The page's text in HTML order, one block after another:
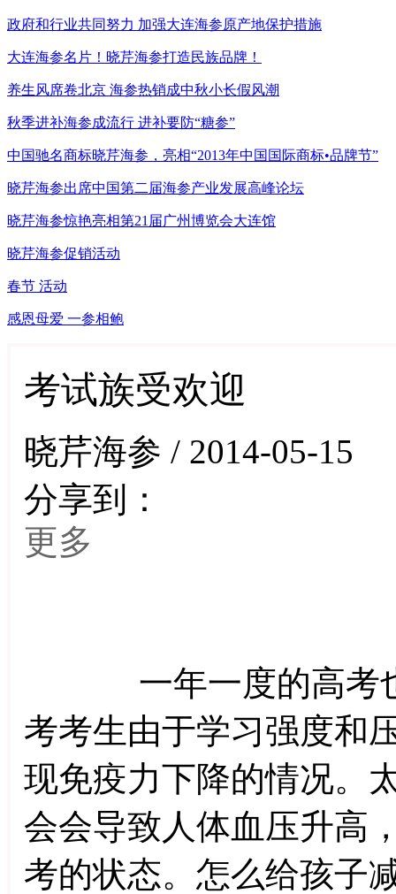
政府和行业共同努力 加强大连海参原产地保护措施
大连海参名片！晓芹海参打造民族品牌！
养生风席卷北京 海参热销成中秋小长假风潮
秋季进补海参成流行 进补要防“糖参”
中国驰名商标晓芹海参，亮相“2013年中国国际商标•品牌节”
晓芹海参出席中国第二届海参产业发展高峰论坛
晓芹海参惊艳亮相第21届广州博览会大连馆
晓芹海参促销活动
春节 活动
感恩母爱 一参相鲍
考试族受欢迎
晓芹海参 / 2014-05-15
分享到：
更多
一年一度的高考也
考考生由于学习强度和
现免疫力下降的情况。
会会导致人体血压升高
考的状态。怎么给孩子